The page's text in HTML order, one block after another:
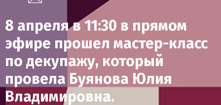
8 апреля в 11:30 в прямом
эфире прошел мастер-класс
по декупажу, который
провела Буянова Юлия
Владимировна.